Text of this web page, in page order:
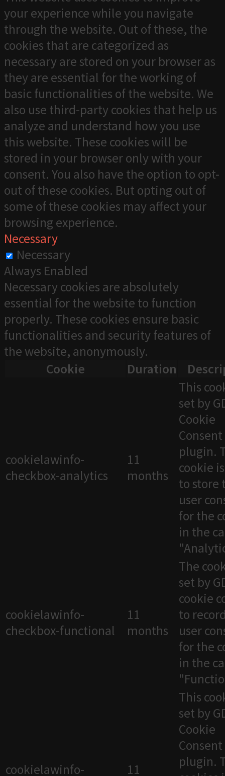
your experience while you navigate
through the website. Out of these, the
cookies that are categorized as
necessary are stored on your browser as
they are essential for the working of
basic functionalities of the website. We
also use third-party cookies that help us
analyze and understand how you use
this website. These cookies will be
stored in your browser only with your
consent. You also have the option to opt-
out of these cookies. But opting out of
some of these cookies may affect your
browsing experience.
Necessary
Necessary
Always Enabled
Necessary cookies are absolutely
essential for the website to function
properly. These cookies ensure basic
functionalities and security features of
the website, anonymously.
Cookie
Duration
cookielawinfo-
checkbox-analytics
11
months
This
set by
Cookie
Consent
plugin.
cookie
to store
user
for the
in the
cookielawinfo-
checkbox-functional
11
months
The
set by
cookie
to
user
for the
in the
cookielawinfo-
11
This
set by
Cookie
Consent
plugin.